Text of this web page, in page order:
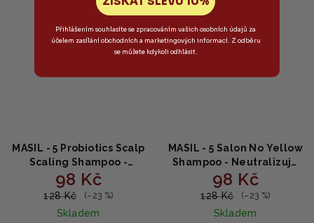
MASIL - 5 Probiotics Scalp
Scaling Shampoo -
Šampon na čištění
pokožky hlavy s
98 Kč
128 Kč (–23 %)
Skladem
MASIL - 5 Salon No Yellow
Shampoo - Neutralizuje
žluté tóny ve vlasech
50ml
98 Kč
128 Kč (–23 %)
Skladem
Přihlášením souhlasíte se zpracováním vašich osobních údajů za
účelem zasílání obchodních a marketingových informací. Z odběru
se můžete kdykoli odhlásit.